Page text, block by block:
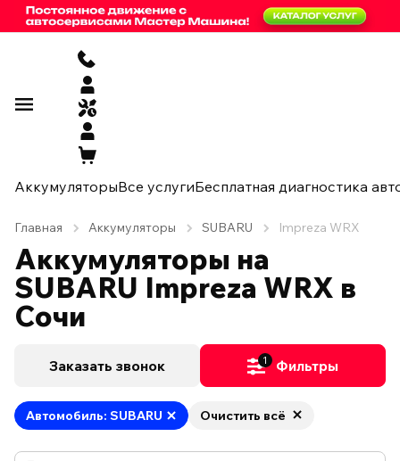
АккумуляторыВсе услугиБесплатная диагностика
Главная Аккумуляторы SUBARU Impreza WRX
Аккумуляторы на
SUBARU Impreza WRX в
Сочи
Заказать звонок 1 Фильтры
Автомобиль: SUBARU Очистить всё